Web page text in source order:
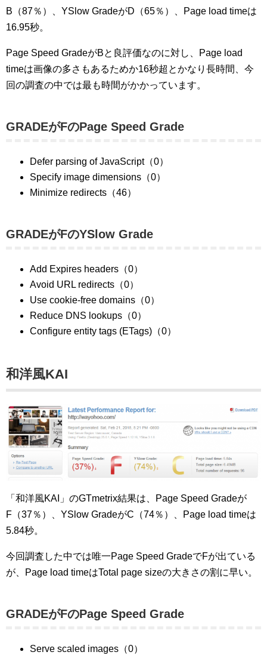
B（87％）、YSlow GradeがD（65％）、Page load timeは
16.95秒。
Page Speed GradeがBと良評価なのに対し、Page load
timeは画像の多さもあるためか16秒超とかなり長時間、今
回の調査の中では最も時間がかかっています。
GRADEがFのPage Speed Grade
Defer parsing of JavaScript（0）
Specify image dimensions（0）
Minimize redirects（46）
GRADEがFのYSlow Grade
Add Expires headers（0）
Avoid URL redirects（0）
Use cookie-free domains（0）
Reduce DNS lookups（0）
Configure entity tags (ETags)（0）
和洋風KAI
「和洋風KAI」のGTmetrix結果は、Page Speed Gradeが
F（37％）、YSlow GradeがC（74％）、Page load timeは
5.84秒。
今回調査した中では唯一Page Speed GradeでFが出ている
が、Page load timeはTotal page sizeの大きさの割に早い。
GRADEがFのPage Speed Grade
Serve scaled images（0）